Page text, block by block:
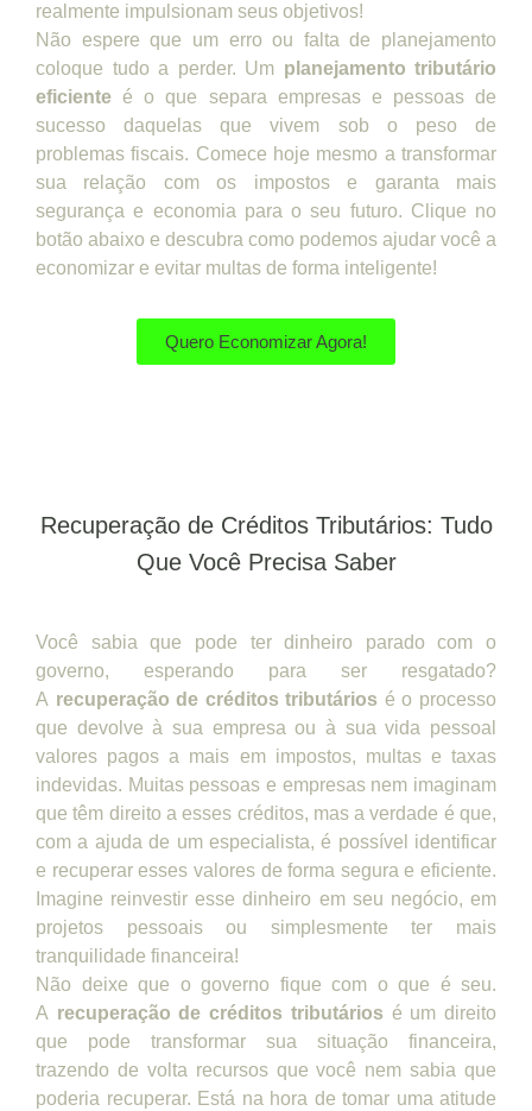
realmente impulsionam seus objetivos!
Não espere que um erro ou falta de planejamento
coloque tudo a perder. Um planejamento tributário
eficiente é o que separa empresas e pessoas de
sucesso daquelas que vivem sob o peso de
problemas fiscais. Comece hoje mesmo a transformar
sua relação com os impostos e garanta mais
segurança e economia para o seu futuro. Clique no
botão abaixo e descubra como podemos ajudar você a
economizar e evitar multas de forma inteligente!
Quero Economizar Agora!
Recuperação de Créditos Tributários: Tudo
Que Você Precisa Saber
Você sabia que pode ter dinheiro parado com o
governo, esperando para ser resgatado?
A recuperação de créditos tributários é o processo
que devolve à sua empresa ou à sua vida pessoal
valores pagos a mais em impostos, multas e taxas
indevidas. Muitas pessoas e empresas nem imaginam
que têm direito a esses créditos, mas a verdade é que,
com a ajuda de um especialista, é possível identificar
e recuperar esses valores de forma segura e eficiente.
Imagine reinvestir esse dinheiro em seu negócio, em
projetos pessoais ou simplesmente ter mais
tranquilidade financeira!
Não deixe que o governo fique com o que é seu.
A recuperação de créditos tributários é um direito
que pode transformar sua situação financeira,
trazendo de volta recursos que você nem sabia que
poderia recuperar. Está na hora de tomar uma atitude